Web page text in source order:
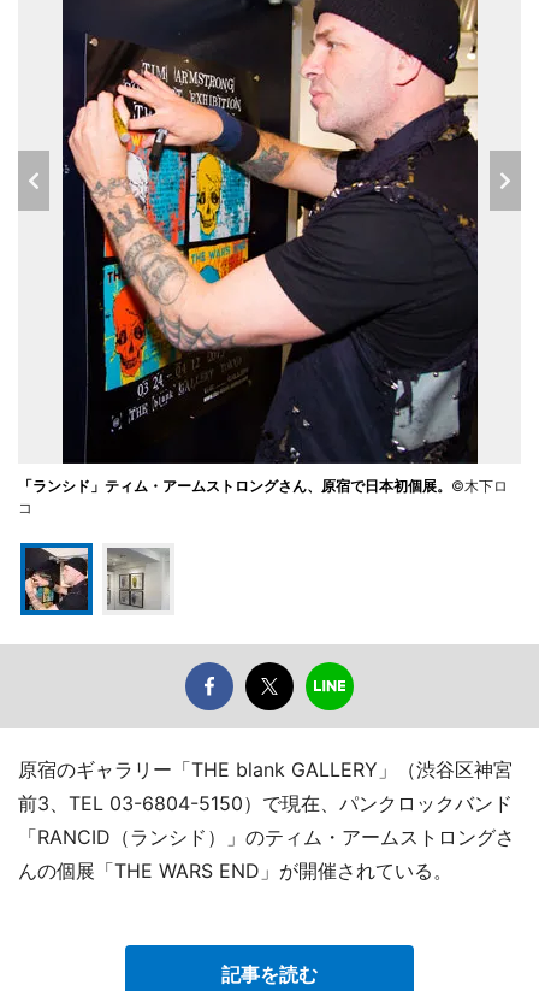
「ランシド」ティム・アームストロングさん、原宿で日本初個展。 ©木下ロ
コ
原宿のギャラリー「THE blank GALLERY」（渋谷区神宮
前3、TEL 03-6804-5150）で現在、パンクロックバンド
「RANCID（ランシド）」のティム・アームストロングさ
んの個展「THE WARS END」が開催されている。
記事を読む